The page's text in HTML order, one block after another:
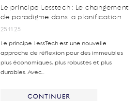
Le principe Lesstech : Le changement
de paradigme dans la planification
25.11.25
Le principe LessTech est une nouvelle
approche de réflexion pour des immeubles
plus économiques, plus robustes et plus
durables. Avec…
CONTINUER